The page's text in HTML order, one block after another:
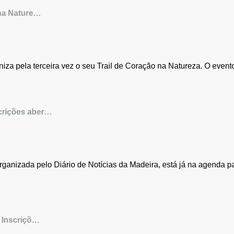
Nature…
pela terceira vez o seu Trail de Coração na Natureza. O
aber…
pelo Diário de Notícias da Madeira, está já na agenda
Inscriçõ…